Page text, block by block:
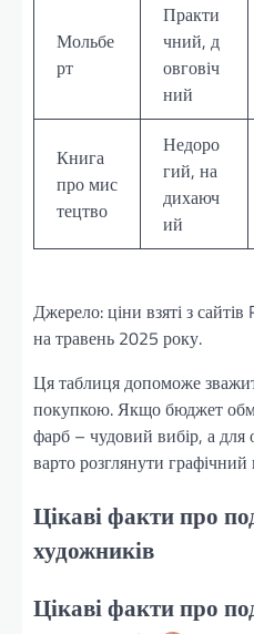
Мольбе
рт
Практи
чний, д
овговіч
ний
Книга
про мис
тецтво
Недоро
гий, на
дихаюч
ий
Джерело: ціни взяті з
на травень 2025 року.
Ця таблиця допоможе
покупкою. Якщо бюджет
фарб – чудовий вибір, а для
варто розглянути
Цікаві факти про
художників
Цікаві факти про